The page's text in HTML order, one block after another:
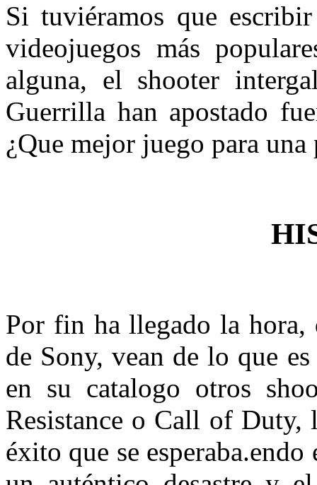
Si tuviéramos que
videojuegos más
alguna, el shooter
Guerrilla han apostado
¿Que mejor juego para
Por fin ha llegado la
de Sony, vean de lo que
en su catalogo otros
Resistance o Call of Duty,
éxito que se